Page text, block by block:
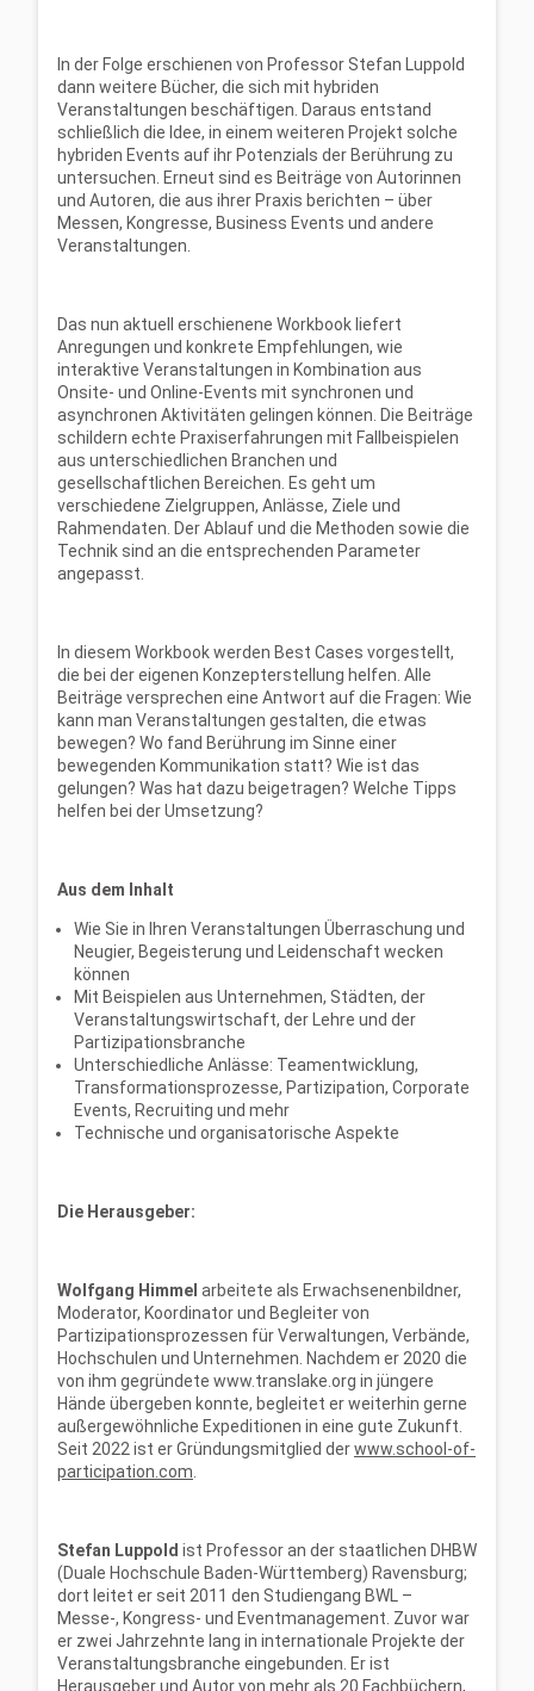
In der Folge erschienen von Professor Stefan Luppold
dann weitere Bücher, die sich mit hybriden
Veranstaltungen beschäftigen. Daraus entstand
schließlich die Idee, in einem weiteren Projekt solche
hybriden Events auf ihr Potenzials der Berührung zu
untersuchen. Erneut sind es Beiträge von Autorinnen
und Autoren, die aus ihrer Praxis berichten – über
Messen, Kongresse, Business Events und andere
Veranstaltungen.
Das nun aktuell erschienene Workbook liefert
Anregungen und konkrete Empfehlungen, wie
interaktive Veranstaltungen in Kombination aus
Onsite- und Online-Events mit synchronen und
asynchronen Aktivitäten gelingen können. Die Beiträge
schildern echte Praxiserfahrungen mit Fallbeispielen
aus unterschiedlichen Branchen und
gesellschaftlichen Bereichen. Es geht um
verschiedene Zielgruppen, Anlässe, Ziele und
Rahmendaten. Der Ablauf und die Methoden sowie die
Technik sind an die entsprechenden Parameter
angepasst.
In diesem Workbook werden Best Cases vorgestellt,
die bei der eigenen Konzepterstellung helfen. Alle
Beiträge versprechen eine Antwort auf die Fragen: Wie
kann man Veranstaltungen gestalten, die etwas
bewegen? Wo fand Berührung im Sinne einer
bewegenden Kommunikation statt? Wie ist das
gelungen? Was hat dazu beigetragen? Welche Tipps
helfen bei der Umsetzung?
Aus dem Inhalt
Wie Sie in Ihren Veranstaltungen Überraschung und
Neugier, Begeisterung und Leidenschaft wecken
können
Mit Beispielen aus Unternehmen, Städten, der
Veranstaltungswirtschaft, der Lehre und der
Partizipationsbranche
Unterschiedliche Anlässe: Teamentwicklung,
Transformationsprozesse, Partizipation, Corporate
Events, Recruiting und mehr
Technische und organisatorische Aspekte
Die Herausgeber:
Wolfgang Himmel arbeitete als Erwachsenenbildner,
Moderator, Koordinator und Begleiter von
Partizipationsprozessen für Verwaltungen, Verbände,
Hochschulen und Unternehmen. Nachdem er 2020 die
von ihm gegründete www.translake.org in jüngere
Hände übergeben konnte, begleitet er weiterhin gerne
außergewöhnliche Expeditionen in eine gute Zukunft.
Seit 2022 ist er Gründungsmitglied derwww.school-of-
participation.com
Stefan Luppold ist Professor an der staatlichen DHBW
(Duale Hochschule Baden-Württemberg) Ravensburg;
dort leitet er seit 2011 den Studiengang BWL –
Messe-, Kongress- und Eventmanagement. Zuvor war
er zwei Jahrzehnte lang in internationale Projekte der
Veranstaltungsbranche eingebunden. Er ist
Herausgeber und Autor von mehr als 20 Fachbüchern,